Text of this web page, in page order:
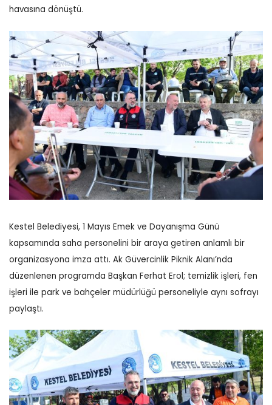
havasına dönüştü.
Kestel Belediyesi, 1 Mayıs Emek ve Dayanışma Günü
kapsamında saha personelini bir araya getiren anlamlı bir
organizasyona imza attı. Ak Güvercinlik Piknik Alanı’nda
düzenlenen programda Başkan Ferhat Erol; temizlik işleri, fen
işleri ile park ve bahçeler müdürlüğü personeliyle aynı sofrayı
paylaştı.